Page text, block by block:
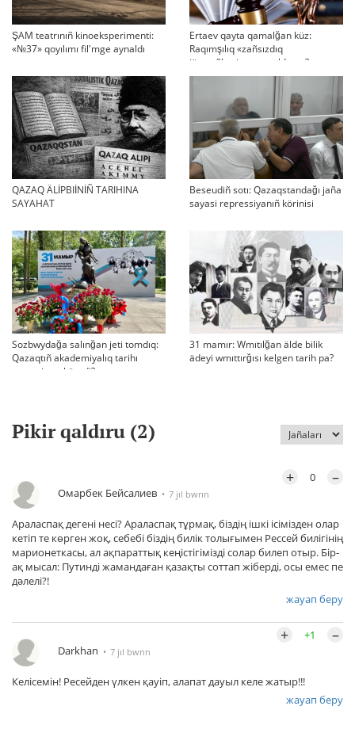
ŞAM teatrınıñ kinoeksperimenti:
«№37» qoyılımı fil'mge aynaldı
Ertaev qayta qamalğan küz:
Raqımşılıq «zañsızdıq
järmeñkesine» aynaldı ma?
QAZAQ ÄLİPBIİNİÑ TARIHINA
SAYAHAT
Beseudiñ sotı: Qazaqstandağı jaña
sayasi repressiyanıñ körinisi
Sozbwydağa salınğan jeti tomdıq:
Qazaqtıñ akademiyalıq tarihı
qaşan jarıq köredi?
31 mamır: Wmıtılğan älde bilik
ädeyi wmıttırğısı kelgen tarih pa?
Pikir qaldıru (2)
Омарбек Бейсалиев 7 jıl bwrın
+ 0 –
Араласпақ дегені несі? Араласпақ тұрмақ, біздің ішкі ісімізден олар
кетіп те көрген жоқ, себебі біздің билік толығымен Рессей билігінің
марионеткасы, ал ақпараттық кеңістігімізді солар билеп отыр. Бір-
ақ мысал: Путинді жамандаған қазақты соттап жіберді, осы емес пе
дәлелі?!
жауап беру
Darkhan 7 jıl bwrın
+ +1 –
Келісемін! Ресейден үлкен қауіп, алапат дауыл келе жатыр!!!
жауап беру